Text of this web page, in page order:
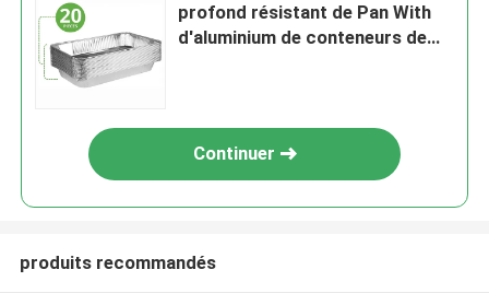
profond résistant de Pan With
d'aluminium de conteneurs de
Continuer
produits recommandés